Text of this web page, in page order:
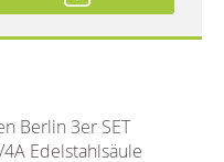
Berlin 3er SET
Edelstahlsäule